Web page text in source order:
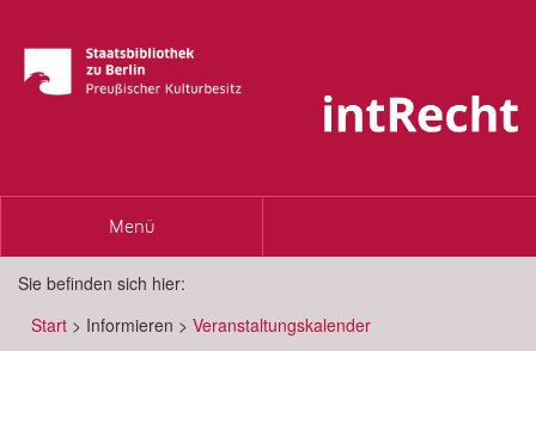
Toggle
Menü
Sie befinden sich hier:
Start > Informieren > Veranstaltungskalender